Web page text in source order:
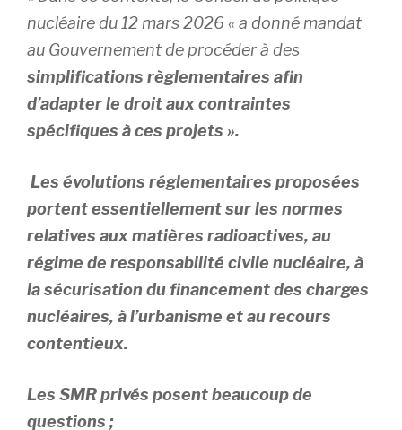
nucléaire du 12 mars 2026 « a donné mandat
au Gouvernement de procéder à des
simplifications règlementaires afin
d’adapter le droit aux contraintes
spécifiques à ces projets ».
Les évolutions réglementaires proposées
portent essentiellement sur les normes
relatives aux matières radioactives, au
régime de responsabilité civile nucléaire, à
la sécurisation du financement des charges
nucléaires, à l’urbanisme et au recours
contentieux.
Les SMR privés posent beaucoup de
questions ;